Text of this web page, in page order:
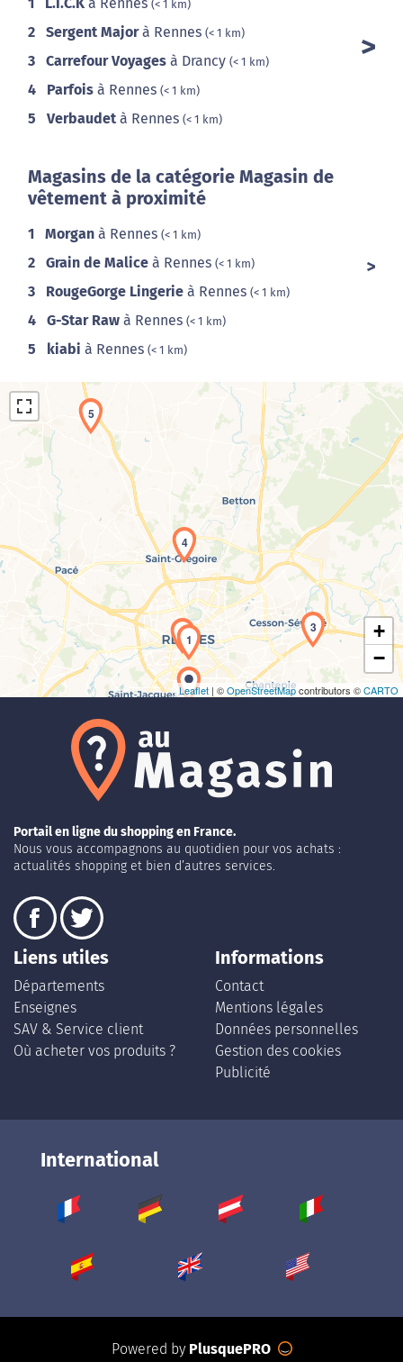
(< 1 km)
2 Sergent Majorà Rennes (< 1 km)
3 Carrefour Voyages à Drancy (< 1 km)
4 Parfois à Rennes (< 1 km)
5 Verbaudet à Rennes (< 1 km)
Magasins de la catégorie Magasin de
vêtement à proximité
1 Morgan à Rennes (< 1 km)
2 Grain de Malice à Rennes (< 1 km)
3 RougeGorge Lingerie à Rennes (< 1 km)
4 G-Star Raw à Rennes (< 1 km)
5 kiabi à Rennes (< 1 km)
Chargement de la carte en cours...
1
2 3
4
5
+
−
Leaflet | ©OpenStreetMapcontributors ©CARTO
Portail en ligne du shopping en France.
Nous vous accompagnons au quotidien pour vos achats :
actualités shopping et bien d’autres services.
Liens utiles
Départements
Enseignes
SAV & Service client
Où acheter vos produits ?
Informations
Contact
Mentions légales
Données personnelles
Gestion des cookies
Publicité
International
Powered by PlusquePRO